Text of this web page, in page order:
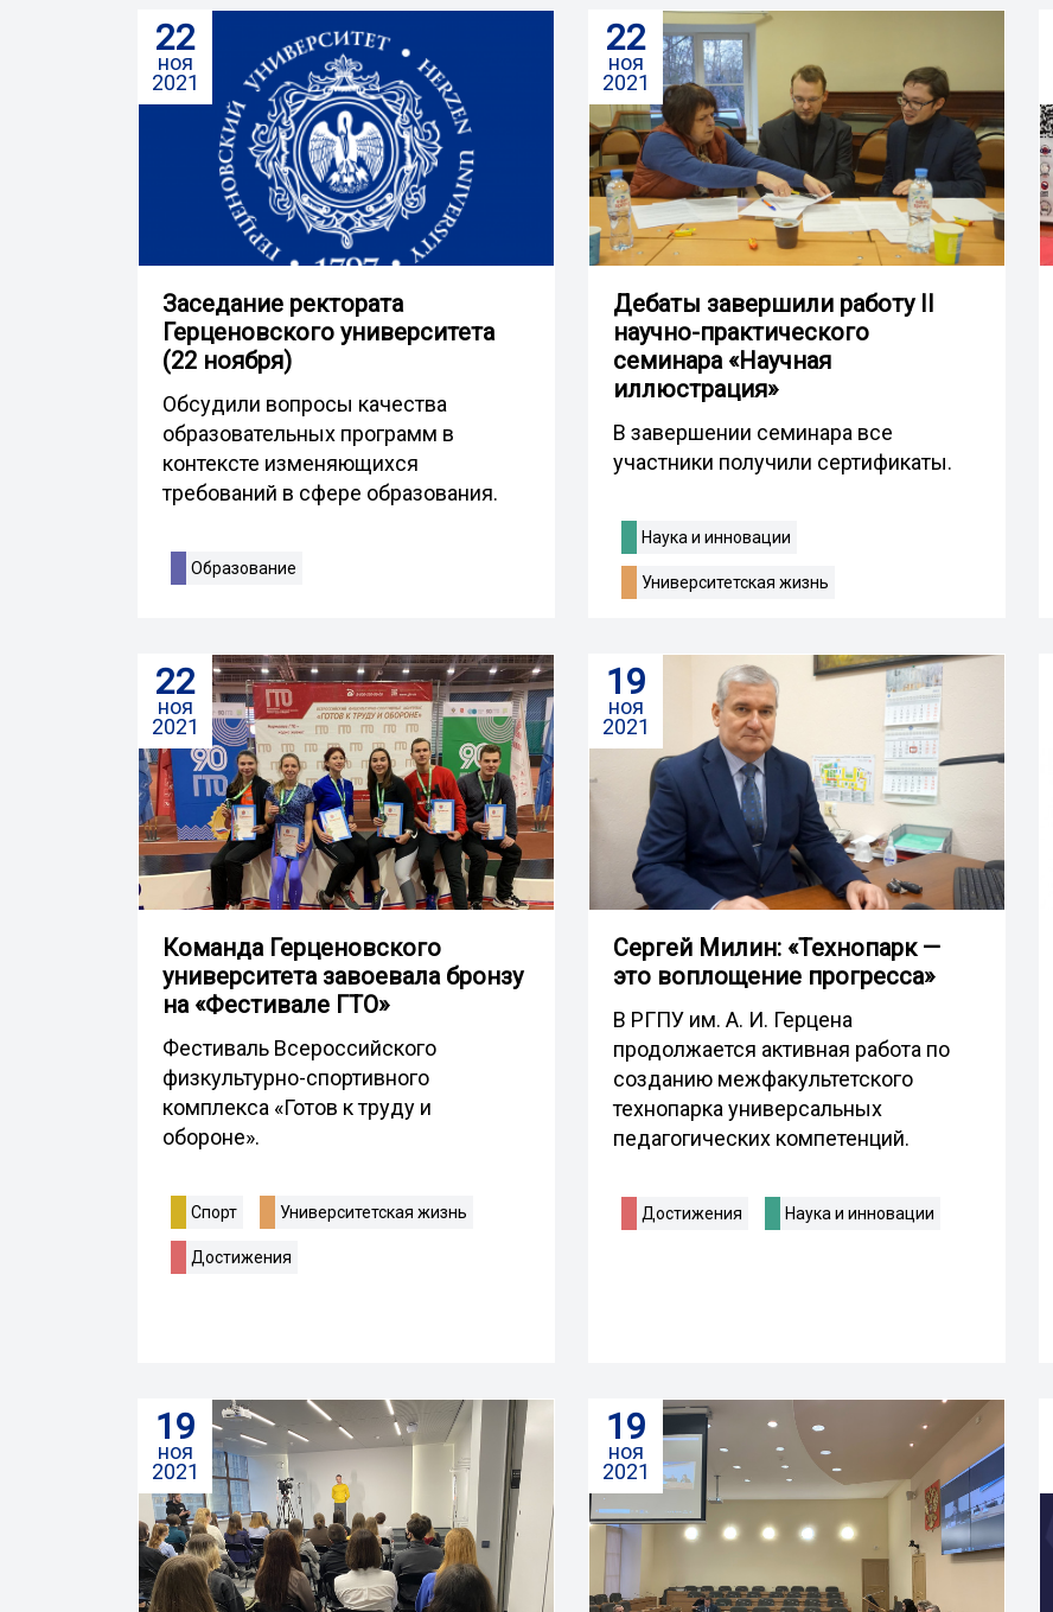
22
ноя
2021
Заседание ректората
Герценовского университета
(22 ноября)
Обсудили вопросы качества
образовательных программ в
контексте изменяющихся
требований в сфере образования.
Образование
22
ноя
2021
Дебаты завершили работу II
научно-практического
семинара «Научная
иллюстрация»
В завершении семинара все
участники получили сертификаты.
Наука и инновации
Университетская жизнь
22
ноя
2021
Команда Герценовского
университета завоевала бронзу
на «Фестивале ГТО»
Фестиваль Всероссийского
физкультурно-спортивного
комплекса «Готов к труду и
обороне».
Спорт Университетская жизнь
Достижения
19
ноя
2021
Сергей Милин: «Технопарк —
это воплощение прогресса»
В РГПУ им. А. И. Герцена
продолжается активная работа по
созданию межфакультетского
технопарка универсальных
педагогических компетенций.
Достижения Наука и инновации
19
ноя
2021
19
ноя
2021